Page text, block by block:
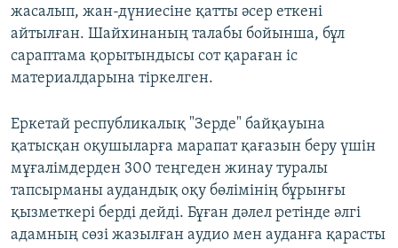
жасалып, жан-дүниесіне қатты әсер еткені
айтылған. Шайхинаның талабы бойынша, бұл
сараптама қорытындысы сот қараған іс
материалдарына тіркелген.
Еркетай республикалық "Зерде" байқауына
қатысқан оқушыларға марапат қағазын беру үшін
мұғалімдерден 300 теңгеден жинау туралы
тапсырманы аудандық оқу бөлімінің бұрынғы
қызметкері берді дейді. Бұған дәлел ретінде әлгі
адамның сөзі жазылған аудио мен ауданға қарасты